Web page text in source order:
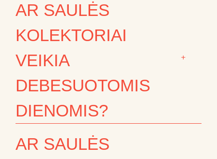
AR SAULĖS
KOLEKTORIAI
VEIKIA
DEBESUOTOMIS
DIENOMIS?
+
AR SAULĖS